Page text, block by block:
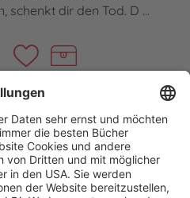
schenkt dir den Tod. D ...
2 3